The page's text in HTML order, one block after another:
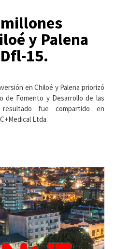
y Palena
15.
en Chiloé y Palena priorizó
de Fomento y Desarrollo de las
resultado fue compartido en
Ltda.